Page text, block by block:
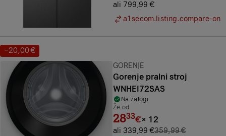
ali 799,99 €
a1secom.listing.compare-on
Prihranek:
−20,00 €
Znamka:
GORENJE
Gorenje pralni stroj
WNHEI72SAS
Na zalogi
Že od
2833€× 12
ali 339,99 €359,99 €